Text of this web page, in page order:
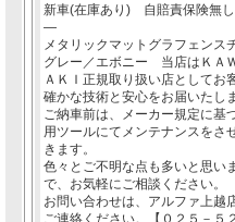
新車(在庫あり) 自賠責保険無し
―
メタリックマットグラフェンス
グレー／エボニー 当店はＫＡ
ＡＫＩ正規取り扱い店としてお
確かな技術と安心をお届いたし
ご納車前は、メーカー規定に基
用ツールにてメンテナンスをさ
きます。
色々とご不明な点も多いと思い
で、お気軽にご相談ください。
お問い合わせは、アルファ上越
ご連絡ください。【０２５－５